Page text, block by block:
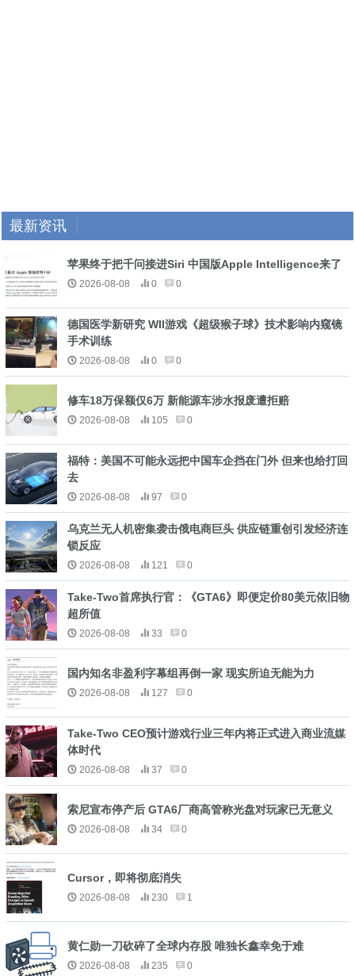
最新资讯
苹果终于把千问接进Siri 中国版Apple Intelligence来了
2026-08-08 0 0
德国医学新研究 WII游戏《超级猴子球》技术影响内窥镜
手术训练
2026-08-08 0 0
修车18万保额仅6万 新能源车涉水报废遭拒赔
2026-08-08 105 0
福特：美国不可能永远把中国车企挡在门外 但来也给打回
去
2026-08-08 97 0
乌克兰无人机密集袭击俄电商巨头 供应链重创引发经济连
锁反应
2026-08-08 121 0
Take-Two首席执行官：《GTA6》即便定价80美元依旧物
超所值
2026-08-08 33 0
国内知名非盈利字幕组再倒一家 现实所迫无能为力
2026-08-08 127 0
Take-Two CEO预计游戏行业三年内将正式进入商业流媒
体时代
2026-08-08 37 0
索尼宣布停产后 GTA6厂商高管称光盘对玩家已无意义
2026-08-08 34 0
Cursor，即将彻底消失
2026-08-08 230 1
黄仁勋一刀砍碎了全球内存股 唯独长鑫幸免于难
2026-08-08 235 0